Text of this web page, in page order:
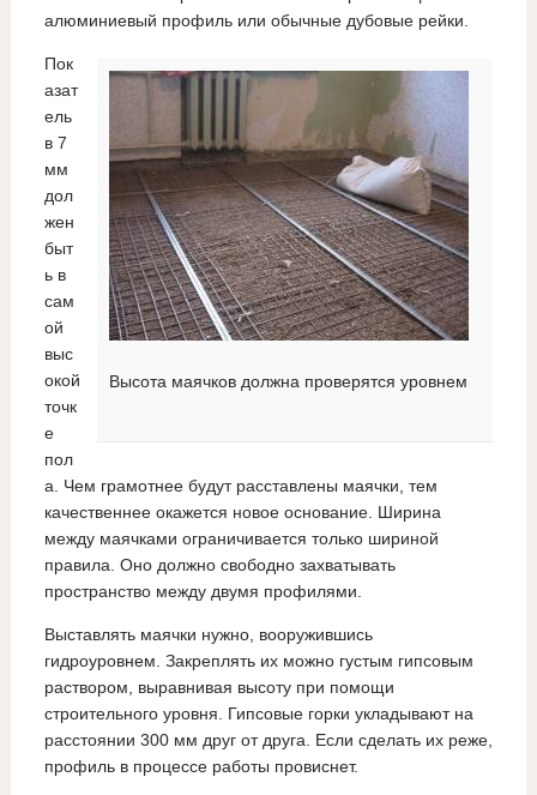
алюминиевый профиль или обычные дубовые рейки.
Высота маячков должна проверятся уровнем
Пок
азат
ель
в 7
мм
дол
жен
быт
ь в
сам
ой
выс
окой
точк
е
пол
а. Чем грамотнее будут расставлены маячки, тем
качественнее окажется новое основание. Ширина
между маячками ограничивается только шириной
правила. Оно должно свободно захватывать
пространство между двумя профилями.
Выставлять маячки нужно, вооружившись
гидроуровнем. Закреплять их можно густым гипсовым
раствором, выравнивая высоту при помощи
строительного уровня. Гипсовые горки укладывают на
расстоянии 300 мм друг от друга. Если сделать их реже,
профиль в процессе работы провиснет.